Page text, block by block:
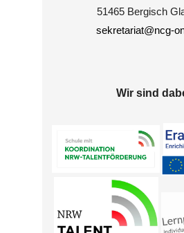
51465 Bergisch
sekretariat@ncg-
Wir sind